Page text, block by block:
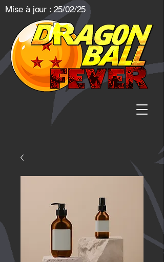
Mise à jour : 25/02/25